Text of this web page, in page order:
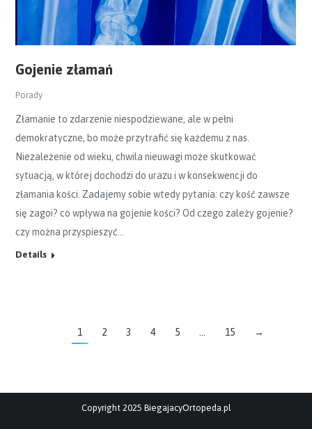
Gojenie złamań
Porady
Złamanie to zdarzenie niespodziewane, ale w pełni
demokratyczne, bo może przytrafić się każdemu z nas.
Niezależenie od wieku, chwila nieuwagi może skutkować
sytuacją, w której dochodzi do urazu i w konsekwencji do
złamania kości. Zadajemy sobie wtedy pytania: czy kość zawsze
się zagoi? co wpływa na gojenie kości? Od czego zależy gojenie?
czy można przyspieszyć…
Details
1 2 3 4 5 15 →
Copyright 2025 BiegajacyOrtopeda.pl